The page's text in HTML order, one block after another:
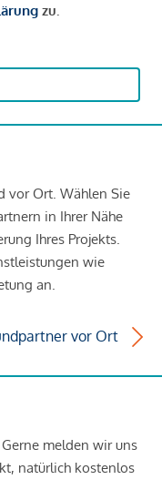
zu.
vor Ort. Wählen Sie
in Ihrer Nähe
Ihres Projekts.
wie
an.
vor Ort
melden wir uns
natürlich kostenlos